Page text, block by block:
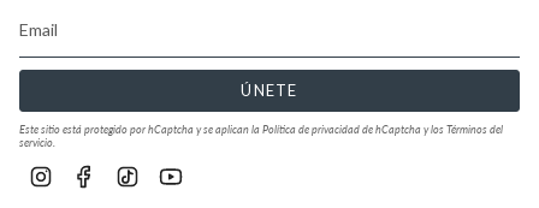
ÚNETE
Este sitio está protegido por hCaptcha y se aplicanla Política de privacidad de hCaptcha y los Términos del
servicio.
InstagramFacebookTikTokYouTube